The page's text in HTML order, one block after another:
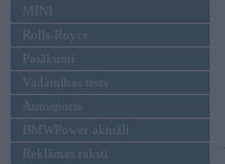
MINI
Rolls-Royce
Pasākumi
Vadāmības tests
Autosports
BMWPower aktuāli
Reklāmas raksti